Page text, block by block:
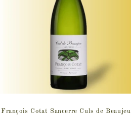
François Cotat Sancerre Culs de Beaujeu